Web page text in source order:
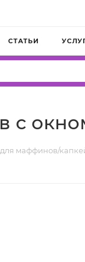
СТАТЬИ
с
маффинов/